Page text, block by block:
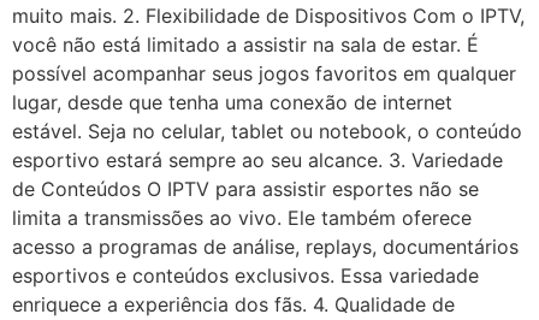
muito mais. 2. Flexibilidade de Dispositivos Com o IPTV,
você não está limitado a assistir na sala de estar. É
possível acompanhar seus jogos favoritos em qualquer
lugar, desde que tenha uma conexão de internet
estável. Seja no celular, tablet ou notebook, o conteúdo
esportivo estará sempre ao seu alcance. 3. Variedade
de Conteúdos O IPTV para assistir esportes não se
limita a transmissões ao vivo. Ele também oferece
acesso a programas de análise, replays, documentários
esportivos e conteúdos exclusivos. Essa variedade
enriquece a experiência dos fãs. 4. Qualidade de